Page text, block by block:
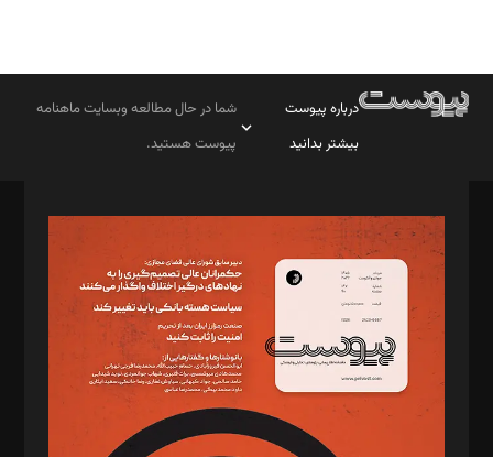
درباره پیوست
بیشتر بدانید
شما در حال مطالعه وبسایت ماهنامه
پیوست هستید.
مدیر مسئول: محمدباقر اثنی‌عشری
سردبیر: مهرک محمودی
دبیر تحریریه: میثم قاسمی
د‌بیر ناداستان: سمانه سمیع
د‌بیر خدمت و تجارت: ابوالفضل رجبی
د‌بیر حقوق فناوری: حسام‌الدین ایپکچی
د‌بیر پیوست جهان: مینا پاکدل
د‌بیر تحریریه آنلاین: بابک نقاش